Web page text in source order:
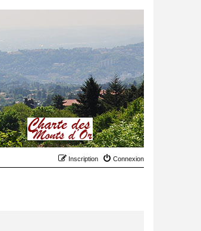
Connexion
Inscription